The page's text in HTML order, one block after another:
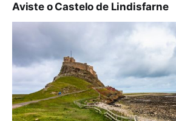
Aviste o Castelo de Lindisfarne